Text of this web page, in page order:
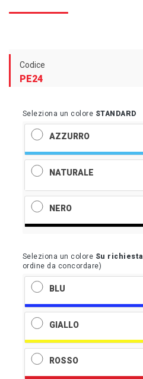
Codice
PE24
Seleziona un colore STANDARD
AZZURRO
NATURALE
NERO
Seleziona un colore Su richiesta
ordine da concordare)
BLU
GIALLO
ROSSO